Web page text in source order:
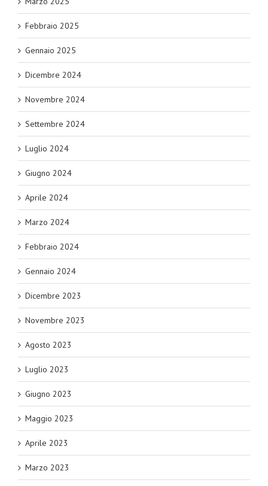
Febbraio 2025
Gennaio 2025
Dicembre 2024
Novembre 2024
Settembre 2024
Luglio 2024
Giugno 2024
Aprile 2024
Marzo 2024
Febbraio 2024
Gennaio 2024
Dicembre 2023
Novembre 2023
Agosto 2023
Luglio 2023
Giugno 2023
Maggio 2023
Aprile 2023
Marzo 2023